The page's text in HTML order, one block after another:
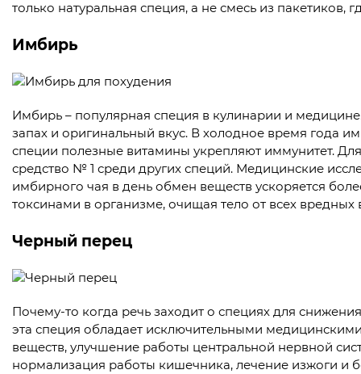
только натуральная специя, а не смесь из пакетиков,
Имбирь
Имбирь – популярная специя в кулинарии и
запах и оригинальный вкус. В холодное время года
специи полезные витамины укрепляют иммунитет.
средство № 1 среди других специй. Медицинские
имбирного чая в день обмен веществ ускоряется
токсинами в организме, очищая тело от всех вредных
Черный перец
Почему-то когда речь заходит о специях для
эта специя обладает исключительными
веществ, улучшение работы центральной нервной
нормализация работы кишечника, лечение изжоги и